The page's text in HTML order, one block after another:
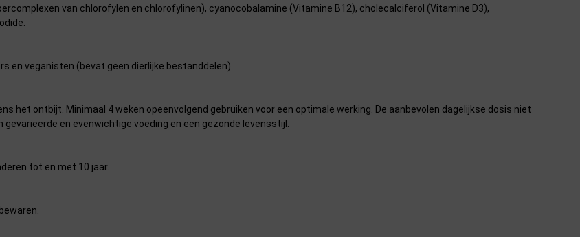
van chlorofylen en chlorofylinen), cyanocobalamine (Vitamine B12), cholecalciferol (Vitamine D3),
en veganisten (bevat geen dierlijke bestanddelen).
het ontbijt. Minimaal 4 weken opeenvolgend gebruiken voor een optimale werking. De aanbevolen dagelijkse dosis niet
en evenwichtige voeding en een gezonde levensstijl.
tot en met 10 jaar.